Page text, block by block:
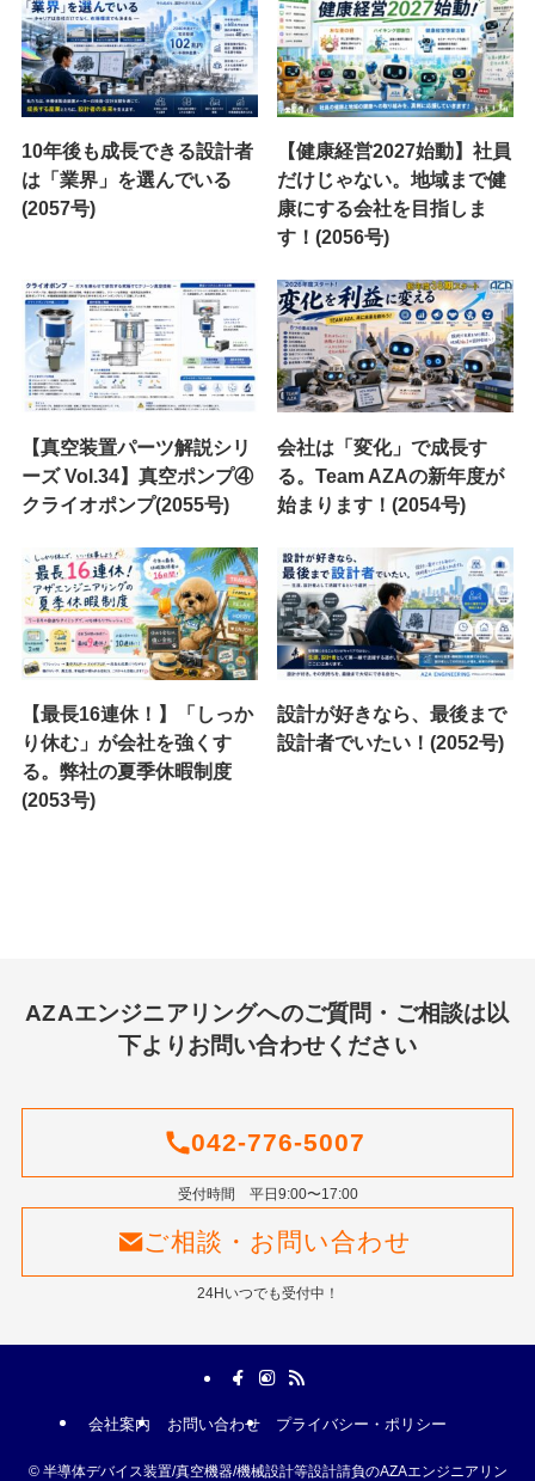
10年後も成長できる設計者
は「業界」を選んでいる
(2057号)
【健康経営2027始動】社員
だけじゃない。地域まで健
康にする会社を目指しま
す！(2056号)
【真空装置パーツ解説シリ
ーズ Vol.34】真空ポンプ④
クライオポンプ(2055号)
会社は「変化」で成長す
る。Team AZAの新年度が
始まります！(2054号)
【最長16連休！】「しっか
り休む」が会社を強くす
る。弊社の夏季休暇制度
(2053号)
設計が好きなら、最後まで
設計者でいたい！(2052号)
AZAエンジニアリングへのご質問・ご相談は以
下よりお問い合わせください
042-776-5007
受付時間 平日9:00〜17:00
ご相談・お問い合わせ
24Hいつでも受付中！
会社案内 お問い合わせ プライバシー・ポリシー
©半導体デバイス装置/真空機器/機械設計等設計請負のAZAエンジニアリン